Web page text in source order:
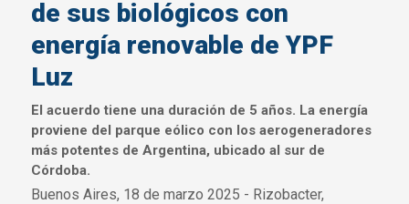
de sus biológicos con
energía renovable de YPF
Luz
El acuerdo tiene una duración de 5 años. La energía
proviene del parque eólico con los aerogeneradores
más potentes de Argentina, ubicado al sur de
Córdoba.
Buenos Aires, 18 de marzo 2025 - Rizobacter,